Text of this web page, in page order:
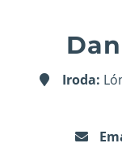
Iroda: